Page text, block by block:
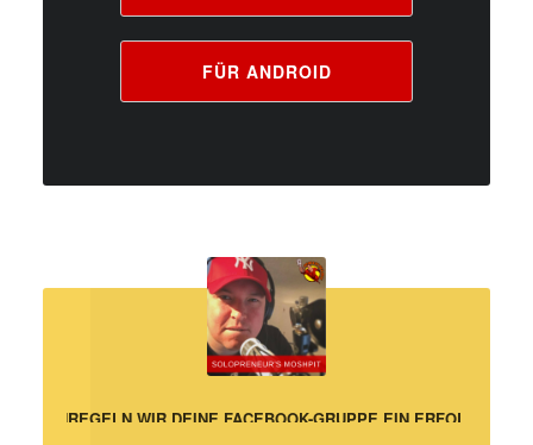
FÜR ANDROID
WIR DEINE FACEBOOK-GRUPPE EIN ERFOLG